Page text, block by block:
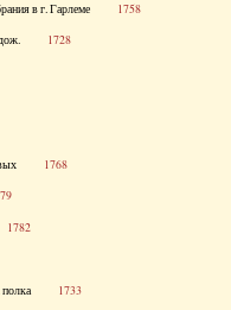
в г. Гарлеме 1758
ладож. 1728
1768
1782
полка 1733